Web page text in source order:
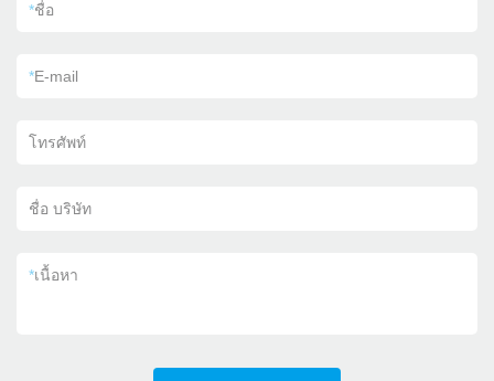
*ชื่อ
*E-mail
โทรศัพท์
ชื่อ บริษัท
*เนื้อหา